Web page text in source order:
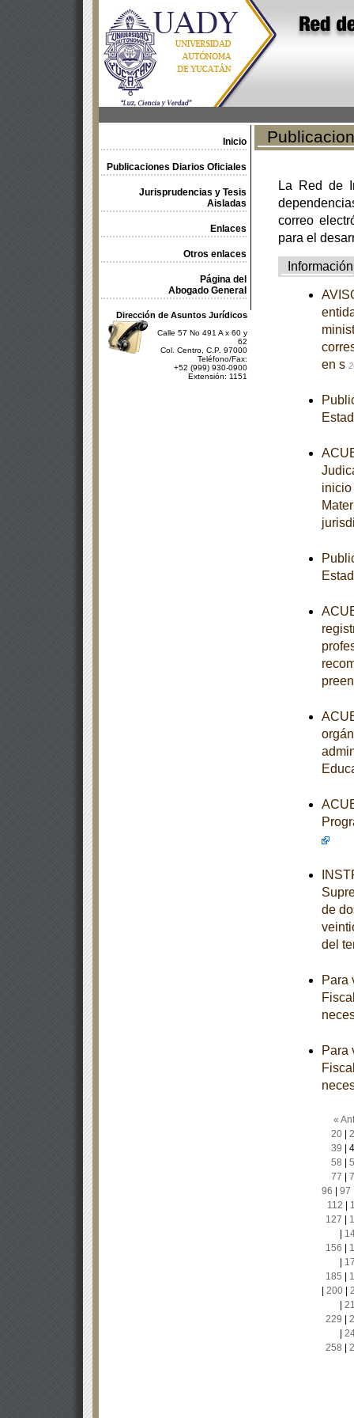
Inicio
Publicaciones Diarios Oficiales
Jurisprudencias y Tesis
Aisladas
Enlaces
Otros enlaces
Página del
Abogado General
Dirección de Asuntos Jurídicos
Calle 57 No 491 A x 60 y
62
Col. Centro, C.P. 97000
Teléfono/Fax:
+52 (999) 930-0900
Extensión: 1151
La Red de
correo
para el
Información
en s
inicio
de
del
Para
Para
«
20|
39
58
77
96
97
112
127
156
185
200|
229
258